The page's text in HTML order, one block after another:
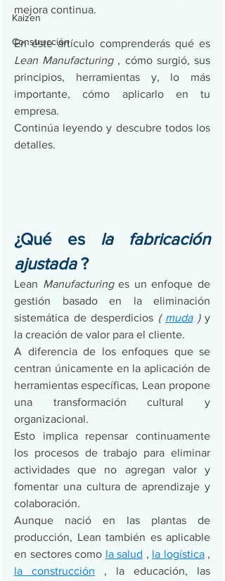
Kaizen
Construcción
mejora continua.
Lean Manufacturing , cómo surgió, sus
principios, herramientas y, lo más
importante, cómo aplicarlo en tu
empresa.
Continúa leyendo y descubre todos los
detalles.
¿Qué es la fabricación
ajustada ?
Lean Manufacturing es un enfoque de
gestión basado en la eliminación
sistemática de desperdicios ( muda ) y
la creación de valor para el cliente.
A diferencia de los enfoques que se
centran únicamente en la aplicación de
herramientas específicas, Lean propone
una transformación cultural y
organizacional.
Esto implica repensar continuamente
los procesos de trabajo para eliminar
actividades que no agregan valor y
fomentar una cultura de aprendizaje y
colaboración.
Aunque nació en las plantas de
producción, Lean también es aplicable
en sectores como la salud , la logística
la construcción , la educación, las